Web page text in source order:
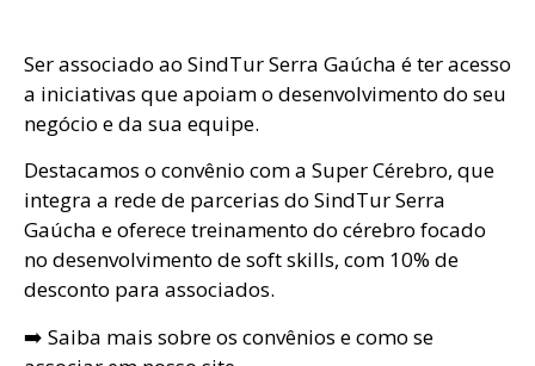
Ser associado ao SindTur Serra Gaúcha é ter acesso
a iniciativas que apoiam o desenvolvimento do seu
negócio e da sua equipe.
Destacamos o convênio com a Super Cérebro, que
integra a rede de parcerias do SindTur Serra
Gaúcha e oferece treinamento do cérebro focado
no desenvolvimento de soft skills, com 10% de
desconto para associados.
➡️ Saiba mais sobre os convênios e como se